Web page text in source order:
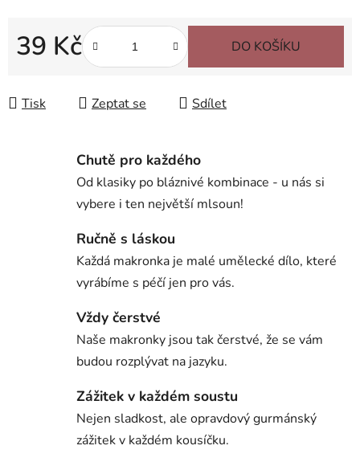
39 Kč DO KOŠÍKU
Tisk Zeptat se Sdílet
Chutě pro každého
Od klasiky po bláznivé kombinace - u nás si
vybere i ten největší mlsoun!
Ručně s láskou
Každá makronka je malé umělecké dílo, které
vyrábíme s péčí jen pro vás.
Vždy čerstvé
Naše makronky jsou tak čerstvé, že se vám
budou rozplývat na jazyku.
Zážitek v každém soustu
Nejen sladkost, ale opravdový gurmánský
zážitek v každém kousíčku.